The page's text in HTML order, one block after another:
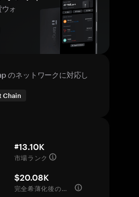
ォ
のネットワークに対応し
Chain
#13.10K
市場ランク
$20.08K
完全希薄化後の評価額